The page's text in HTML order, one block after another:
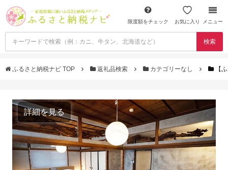
限度額をチェック お気に入り メニュー
検索
ふるさと納税ナビ TOP 返礼品検索 カテゴリーなし 【
詳細を見る